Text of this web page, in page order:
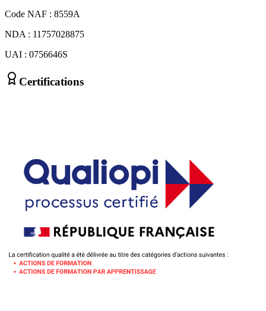
Code NAF : 8559A
NDA : 11757028875
UAI : 0756646S
Certifications